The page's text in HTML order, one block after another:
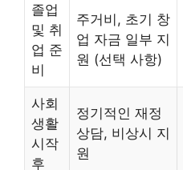
졸업
및 취
업 준
비
주거비, 초기 창
업 자금 일부 지
원 (선택 사항)
사회
생활
시작
후
정기적인 재정
상담, 비상시 지
원